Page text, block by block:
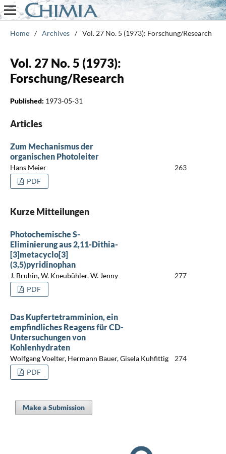
Home / Archives / Vol. 27 No. 5 (1973): Forschung/Research
Vol. 27 No. 5 (1973):
Forschung/Research
Published: 1973-05-31
Articles
Zum Mechanismus der
organischen Photoleiter
Hans Meier
263
PDF
Kurze Mitteilungen
Photochemische S-
Eliminierung aus 2,11-Dithia-
[3]metacyclo[3]
(3,5)pyridinophan
J. Bruhin, W. Kneubühler, W. Jenny
277
PDF
Das Kupfertetramminion, ein
empfindliches Reagens für CD-
Untersuchungen von
Kohlenhydraten
Wolfgang Voelter, Hermann Bauer, Gisela Kuhfittig
274
PDF
Make a Submission